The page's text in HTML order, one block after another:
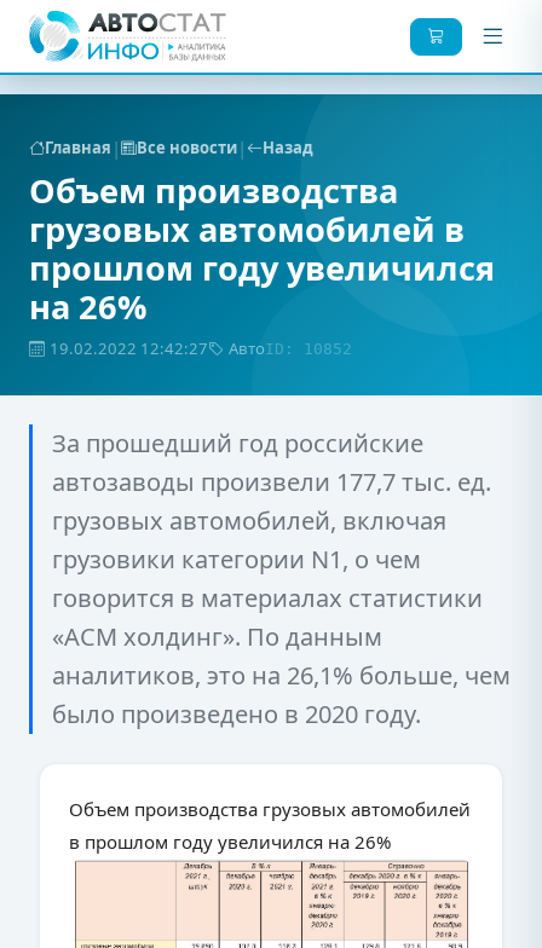
Главная | Все новости| Назад
Объем производства
грузовых автомобилей в
прошлом году увеличился
на 26%
19.02.2022 12:42:27 АвтоID: 10852
За прошедший год российские
автозаводы произвели 177,7 тыс. ед.
грузовых автомобилей, включая
грузовики категории N1, о чем
говорится в материалах статистики
«АСМ холдинг». По данным
аналитиков, это на 26,1% больше, чем
было произведено в 2020 году.
Объем производства грузовых автомобилей
в прошлом году увеличился на 26%